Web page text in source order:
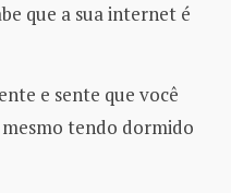
que a sua internet é
e sente que você
tendo dormido